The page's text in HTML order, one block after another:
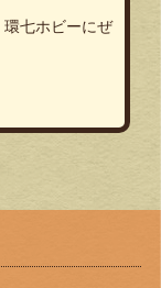
七ホビーにぜ